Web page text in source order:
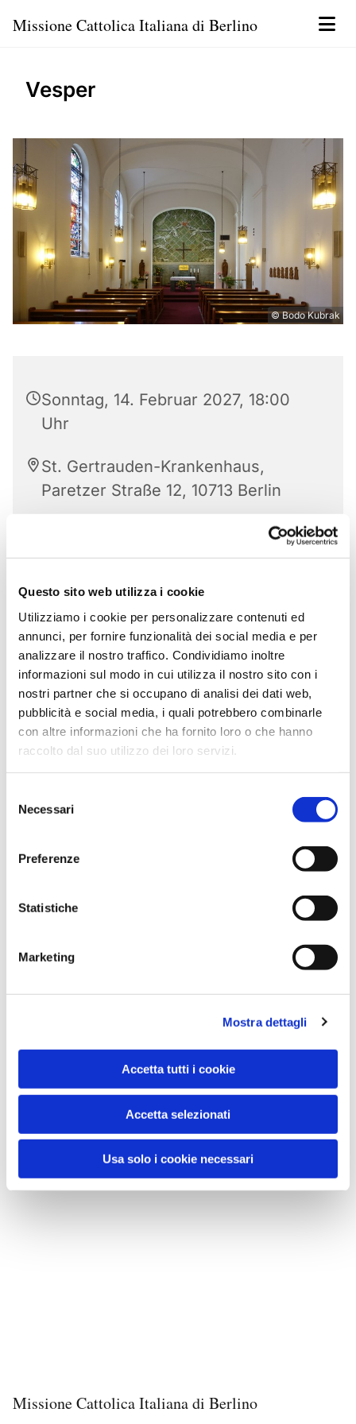
Questo sito web utilizza i cookie
Utilizziamo i cookie per personalizzare contenuti ed
annunci, per fornire funzionalità dei social media e per
analizzare il nostro traffico. Condividiamo inoltre
informazioni sul modo in cui utilizza il nostro sito con i
nostri partner che si occupano di analisi dei dati web,
pubblicità e social media, i quali potrebbero combinarle
con altre informazioni che ha fornito loro o che hanno
raccolto dal suo utilizzo dei loro servizi.
delNecessari
Preferenze
Statistiche
Marketing
Mostra dettagli
Accetta tutti i cookie
Accetta selezionati
Usa solo i cookie necessari
Missione Cattolica Italiana di Berlino
Vesper
© Bodo Kubrak
Sonntag, 14. Februar 2027, 18:00
Uhr
St. Gertrauden-Krankenhaus,
Paretzer Straße 12, 10713 Berlin
Missione Cattolica Italiana di Berlino